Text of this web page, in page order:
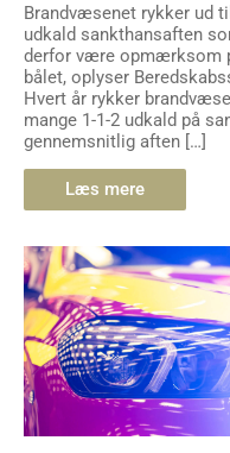
Brandvæsenet rykker ud
udkald sankthansaften
derfor være opmærksom
bålet, oplyser
Hvert år rykker
mange 1-1-2 udkald på
gennemsnitlig aften […]
Læs mere